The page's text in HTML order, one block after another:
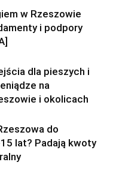
w Rzeszowie
i podpory
dla pieszych i
na
i okolicach
do
lat? Padają kwoty